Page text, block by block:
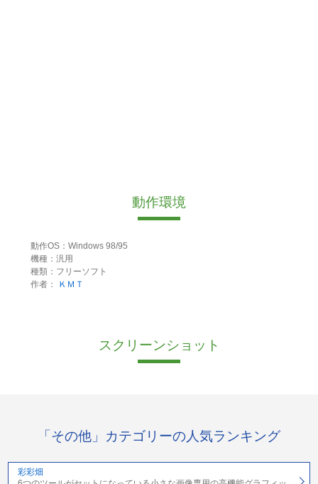
動作環境
動作OS：Windows 98/95
機種：汎用
種類：フリーソフト
作者：
ＫＭＴ
スクリーンショット
「その他」カテゴリーの人気ランキング
彩彩畑